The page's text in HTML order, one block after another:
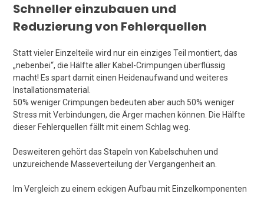
Schneller einzubauen und
Reduzierung von Fehlerquellen
Statt vieler Einzelteile wird nur ein einziges Teil montiert, das
„nebenbei“, die Hälfte aller Kabel-Crimpungen überflüssig
macht! Es spart damit einen Heidenaufwand und weiteres
Installationsmaterial.
50% weniger Crimpungen bedeuten aber auch 50% weniger
Stress mit Verbindungen, die Ärger machen können. Die Hälfte
dieser Fehlerquellen fällt mit einem Schlag weg.
Desweiteren gehört das Stapeln von Kabelschuhen und
unzureichende Masseverteilung der Vergangenheit an.
Im Vergleich zu einem eckigen Aufbau mit Einzelkomponenten